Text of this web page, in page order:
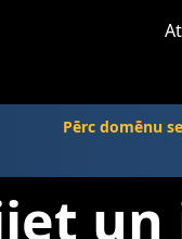
Pērc domēnu
un